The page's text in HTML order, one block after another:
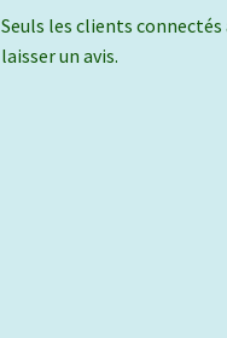
Seuls les clients
laisser un avis.